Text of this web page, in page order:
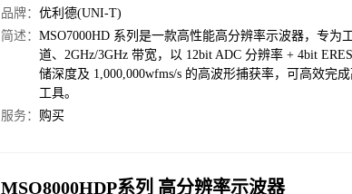
品牌： 优利德(UNI-T)
简述： MSO7000HD 系列是一款高性能高分辨率示波器，专
道、2GHz/3GHz 带宽，以 12bit ADC 分辨率 + 4bit
储深度及 1,000,000wfms/s 的高波形捕获率，可高效完
工具。
服务： 购买
MSO8000HDP系列 高分辨率示波器